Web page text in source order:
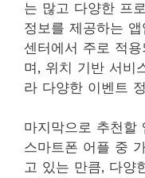
는 많고 다양한 프
정보를 제공하는
센터에서 주로 적
며, 위치 기반 서비
라 다양한 이벤트
마지막으로 추천할
스마트폰 어플 중
고 있는 만큼, 다양